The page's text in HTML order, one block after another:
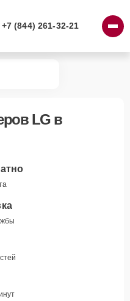
+7 (844) 261-32-21
LGв